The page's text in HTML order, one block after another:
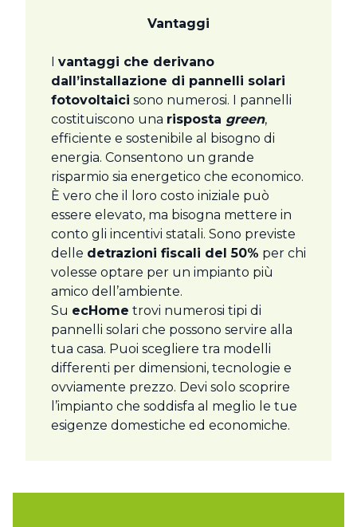
Vantaggi
I vantaggi che derivano
dall’installazione di pannelli solari
fotovoltaici sono numerosi. I pannelli
costituiscono una risposta green,
efficiente e sostenibile al bisogno di
energia. Consentono un grande
risparmio sia energetico che economico.
È vero che il loro costo iniziale può
essere elevato, ma bisogna mettere in
conto gli incentivi statali. Sono previste
delle detrazioni fiscali del 50% per chi
volesse optare per un impianto più
amico dell’ambiente.
Su ecHome trovi numerosi tipi di
pannelli solari che possono servire alla
tua casa. Puoi scegliere tra modelli
differenti per dimensioni, tecnologie e
ovviamente prezzo. Devi solo scoprire
l’impianto che soddisfa al meglio le tue
esigenze domestiche ed economiche.